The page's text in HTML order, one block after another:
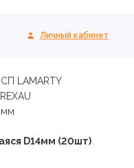
Личный кабинет
LAMARTY
D14мм (20шт)